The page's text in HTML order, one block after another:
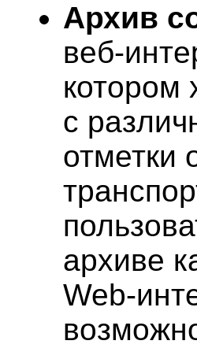
Архив
веб-
котором
с
отметки
архиве
Web-